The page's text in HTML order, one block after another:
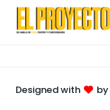
Designed with by